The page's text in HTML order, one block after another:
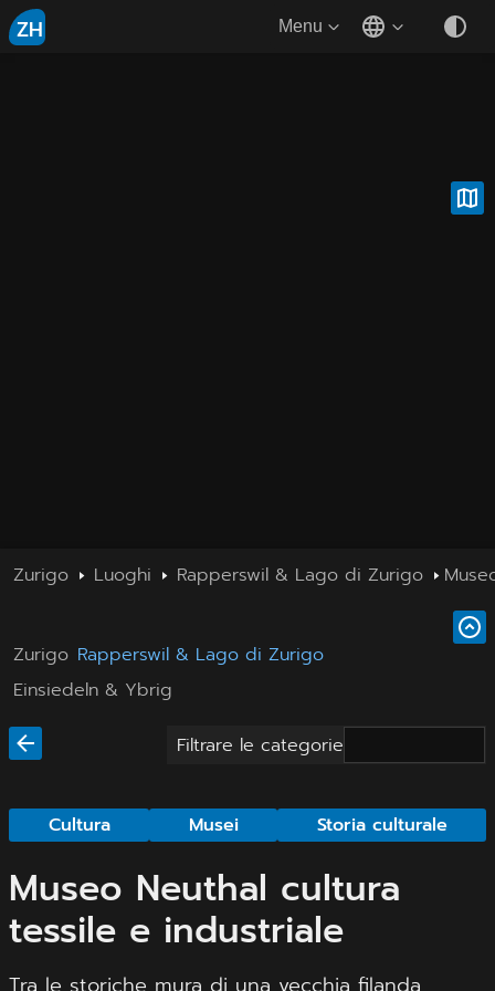
ZH Menu
Zurigo Luoghi Rapperswil & Lago di Zurigo
Zurigo Rapperswil & Lago di Zurigo
Einsiedeln & Ybrig
Filtrare le categorie
Cultura Musei Storia culturale
Museo Neuthal cultura
tessile e industriale